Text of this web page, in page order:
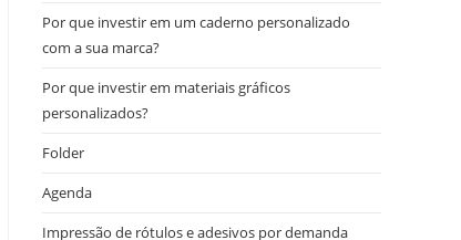
Por que investir em um caderno personalizado
com a sua marca?
Por que investir em materiais gráficos
personalizados?
Folder
Agenda
Impressão de rótulos e adesivos por demanda